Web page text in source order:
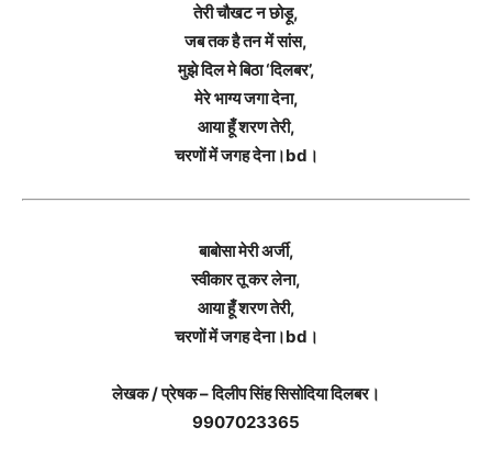
तेरी चौखट न छोड़ू,
जब तक है तन में सांस,
मुझे दिल मे बिठा ‘दिलबर’,
मेरे भाग्य जगा देना,
आया हूँ शरण तेरी,
चरणों में जगह देना।bd।
बाबोसा मेरी अर्जी,
स्वीकार तू कर लेना,
आया हूँ शरण तेरी,
चरणों में जगह देना।bd।
लेखक / प्रेषक – दिलीप सिंह सिसोदिया दिलबर।
9907023365